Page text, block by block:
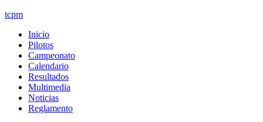
tcpm
Inicio
Pilotos
Campeonato
Calendario
Resultados
Multimedia
Noticias
Reglamento